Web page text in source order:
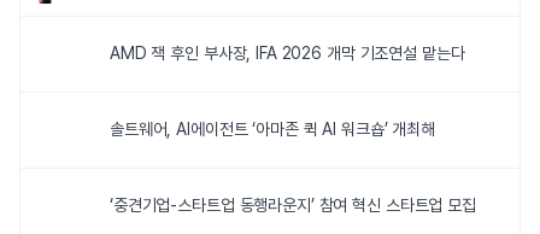
AMD 잭 후인 부사장, IFA 2026 개막 기조연설 맡는다
솔트웨어, AI에이전트 ‘아마존 퀵 AI 워크숍’ 개최해
‘중견기업-스타트업 동행라운지’ 참여 혁신 스타트업 모집